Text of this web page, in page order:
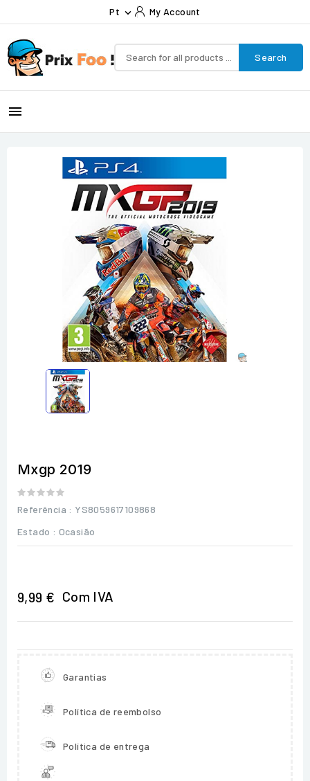
Pt  My Account
Search

Mxgp 2019
Referência : YS8059617109868
Estado : Ocasião
9,99 € Com IVA
Garantias
Política de reembolso
Política de entrega